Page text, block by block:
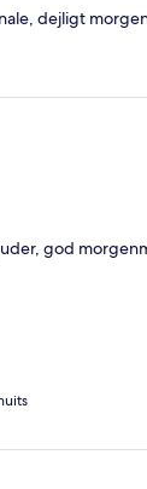
dejligt
god